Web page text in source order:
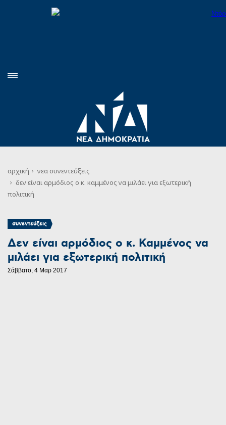
αρχική νεα συνεντεύξεις
δεν είναι αρμόδιος ο κ. καμμένος να μιλάει για εξωτερική
πολιτική
συνεντεύξεις
Δεν είναι αρμόδιος ο κ. Καμμένος να
μιλάει για εξωτερική πολιτική
Σάββατο, 4 Μαρ 2017